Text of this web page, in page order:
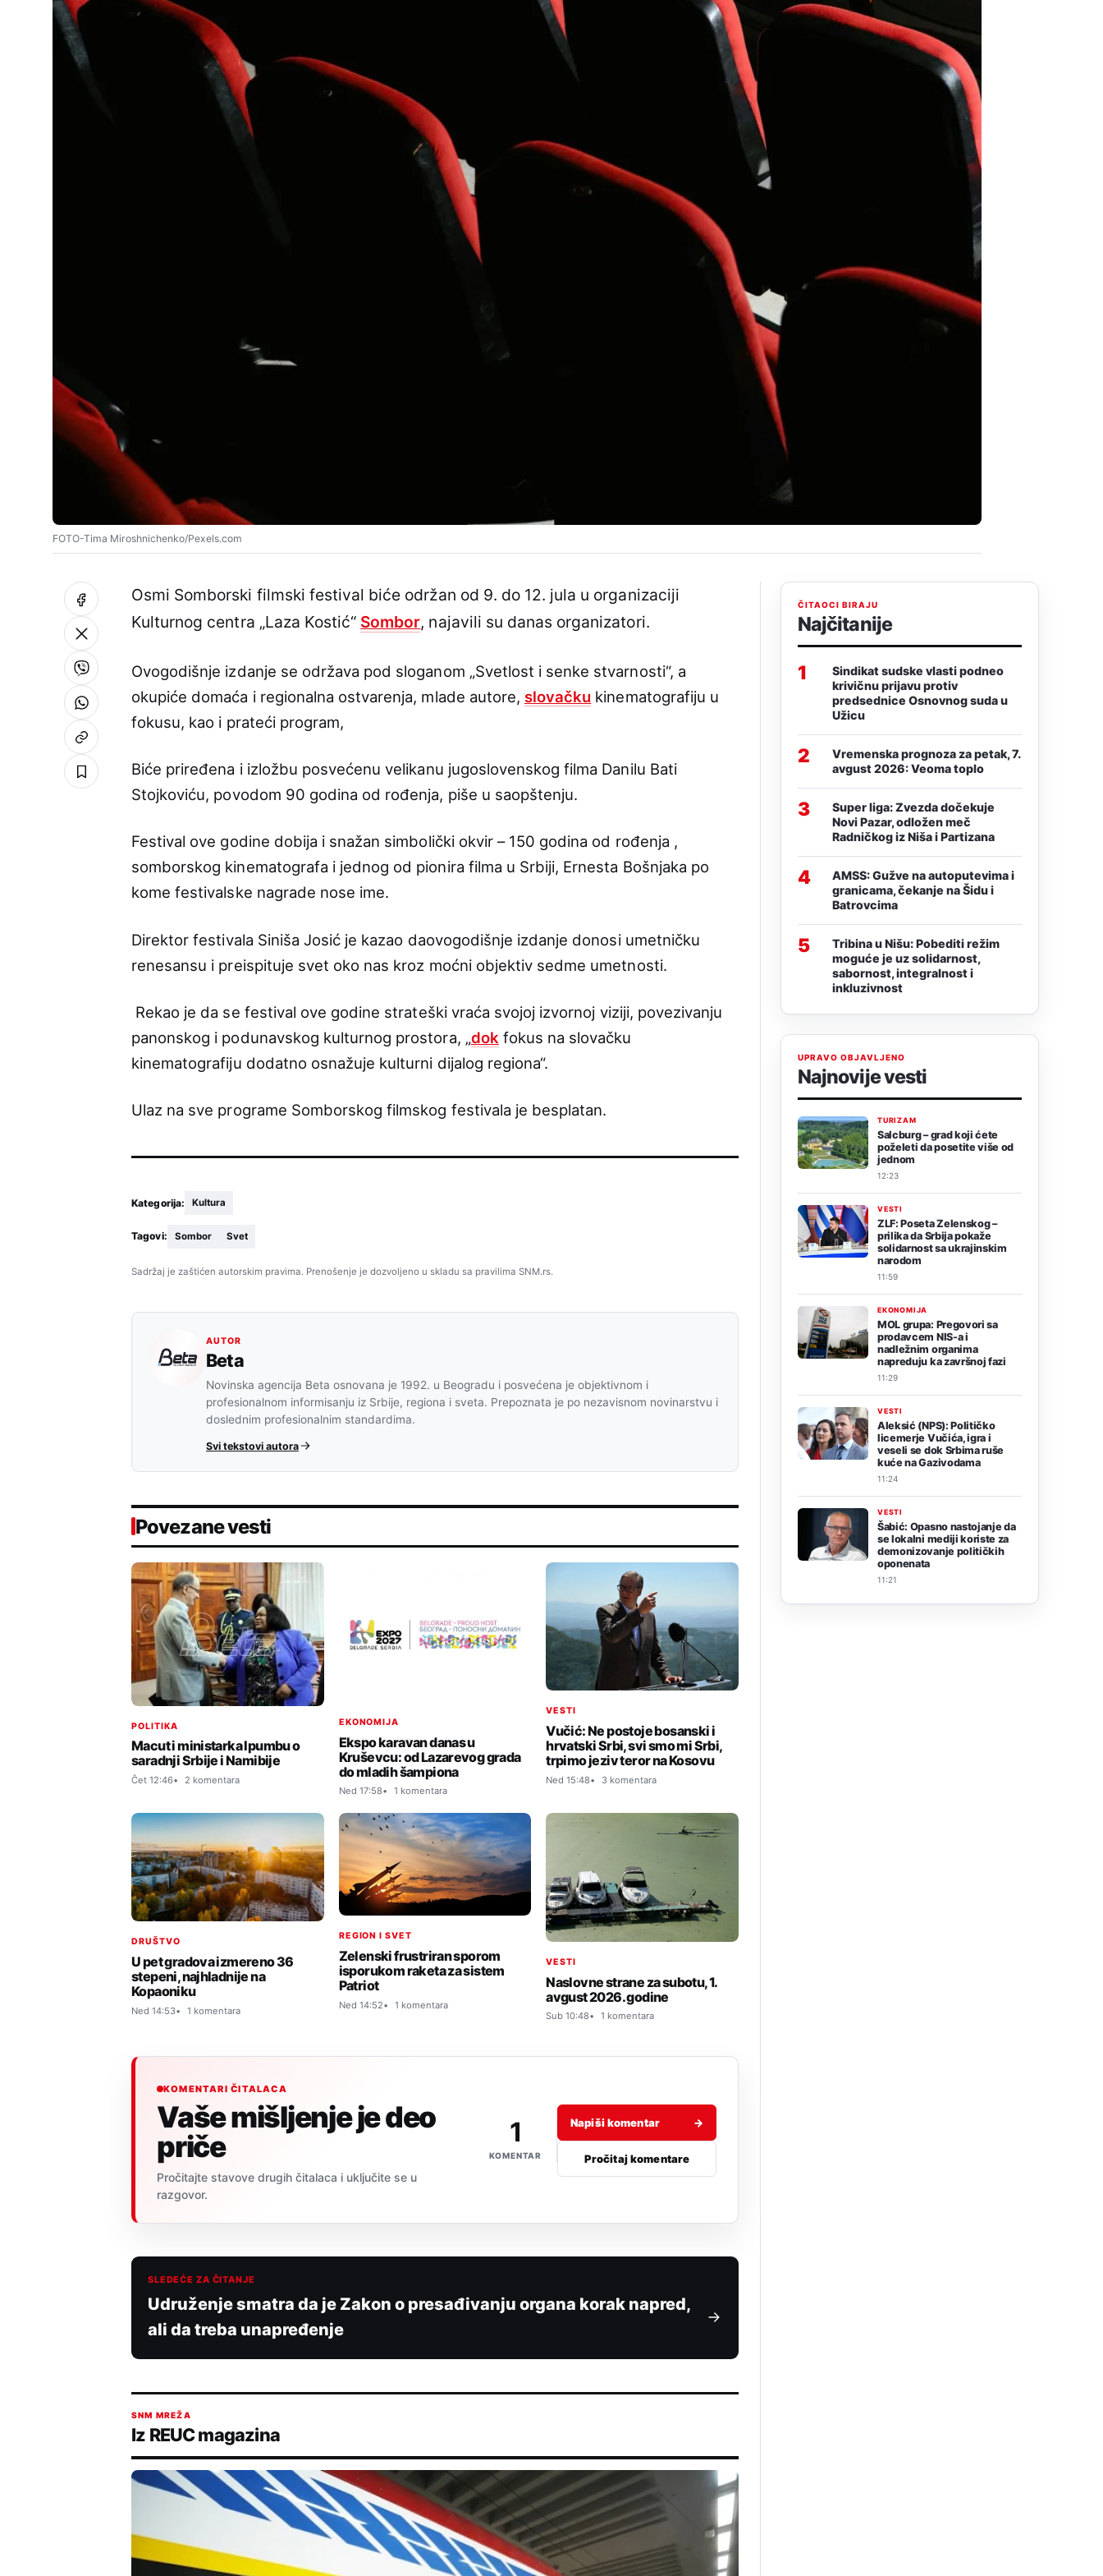
FOTO-Tima Miroshnichenko/Pexels.com
Osmi Somborski filmski festival biće održan od 9. do 12. jula u organizaciji
Kulturnog centra „Laza Kostić“ Sombor, najavili su danas organizatori.
Ovogodišnje izdanje se održava pod sloganom „Svetlost i senke stvarnosti“, a
okupiće domaća i regionalna ostvarenja, mlade autore, slovačku kinematografiju u
fokusu, kao i prateći program,
Biće priređena i izložbu posvećenu velikanu jugoslovenskog filma Danilu Bati
Stojkoviću, povodom 90 godina od rođenja, piše u saopštenju.
Festival ove godine dobija i snažan simbolički okvir – 150 godina od rođenja ,
somborskog kinematografa i jednog od pionira filma u Srbiji, Ernesta Bošnjaka po
kome festivalske nagrade nose ime.
Direktor festivala Siniša Josić je kazao daovogodišnje izdanje donosi umetničku
renesansu i preispituje svet oko nas kroz moćni objektiv sedme umetnosti.
Rekao je da se festival ove godine strateški vraća svojoj izvornoj viziji, povezivanju
panonskog i podunavskog kulturnog prostora, „dok fokus na slovačku
kinematografiju dodatno osnažuje kulturni dijalog regiona“.
Ulaz na sve programe Somborskog filmskog festivala je besplatan.
Kategorija: Kultura
Tagovi: Sombor Svet
Sadržaj je zaštićen autorskim pravima. Prenošenje je dozvoljeno u skladu sa pravilima SNM.rs.
AUTOR
Beta
Novinska agencija Beta osnovana je 1992. u Beogradu i posvećena je objektivnom i
profesionalnom informisanju iz Srbije, regiona i sveta. Prepoznata je po nezavisnom novinarstvu i
doslednim profesionalnim standardima.
Svi tekstovi autora
Povezane vesti
POLITIKA
Macut i ministarka Ipumbu o
saradnji Srbije i Namibije
Čet 12:46 2 komentara
EKONOMIJA
Ekspo karavan danas u
Kruševcu: od Lazarevog grada
do mladih šampiona
Ned 17:58 1 komentara
VESTI
Vučić: Ne postoje bosanski i
hrvatski Srbi, svi smo mi Srbi,
trpimo jeziv teror na Kosovu
Ned 15:48 3 komentara
DRUŠTVO
U pet gradova izmereno 36
stepeni, najhladnije na
Kopaoniku
Ned 14:53 1 komentara
REGION I SVET
Zelenski frustriran sporom
isporukom raketa za sistem
Patriot
Ned 14:52 1 komentara
VESTI
Naslovne strane za subotu, 1.
avgust 2026. godine
Sub 10:48 1 komentara
KOMENTARI ČITALACA
Vaše mišljenje je deo
priče
Pročitajte stavove drugih čitalaca i uključite se u
razgovor.
1
KOMENTAR
Napiši komentar →
Pročitaj komentare
SLEDEĆE ZA ČITANJE
Udruženje smatra da je Zakon o presađivanju organa korak napred,
ali da treba unapređenje
SNM MREŽA
Iz REUC magazina
ČITAOCI BIRAJU
Najčitanije
1
Sindikat sudske vlasti podneo
krivičnu prijavu protiv
predsednice Osnovnog suda u
Užicu
2
Vremenska prognoza za petak, 7.
avgust 2026: Veoma toplo
3
Super liga: Zvezda dočekuje
Novi Pazar, odložen meč
Radničkog iz Niša i Partizana
4
AMSS: Gužve na autoputevima i
granicama, čekanje na Šidu i
Batrovcima
5
Tribina u Nišu: Pobediti režim
moguće je uz solidarnost,
sabornost, integralnost i
inkluzivnost
UPRAVO OBJAVLJENO
Najnovije vesti
TURIZAM
Salcburg – grad koji ćete
poželeti da posetite više od
jednom
12:23
VESTI
ZLF: Poseta Zelenskog –
prilika da Srbija pokaže
solidarnost sa ukrajinskim
narodom
11:59
EKONOMIJA
MOL grupa: Pregovori sa
prodavcem NIS-a i
nadležnim organima
napreduju ka završnoj fazi
11:29
VESTI
Aleksić (NPS): Političko
licemerje Vučića, igra i
veseli se dok Srbima ruše
kuće na Gazivodama
11:24
VESTI
Šabić: Opasno nastojanje da
se lokalni mediji koriste za
demonizovanje političkih
oponenata
11:21